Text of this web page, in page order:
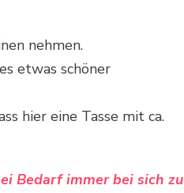
nehmen.
etwas schöner
hier eine Tasse mit ca.
Bedarf immer bei sich zu